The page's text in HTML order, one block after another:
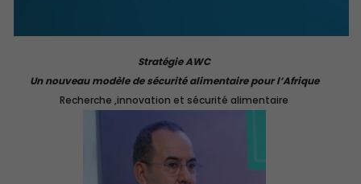
Stratégie AWC
Un nouveau modèle de sécurité alimentaire pour l’Afrique
Recherche ,innovation et sécurité alimentaire